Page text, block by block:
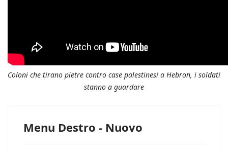
Coloni che tirano pietre contro case palestinesi a Hebron, i soldati
stanno a guardare
Menu Destro - Nuovo